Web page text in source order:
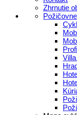
Zhrnutie
Požičovne